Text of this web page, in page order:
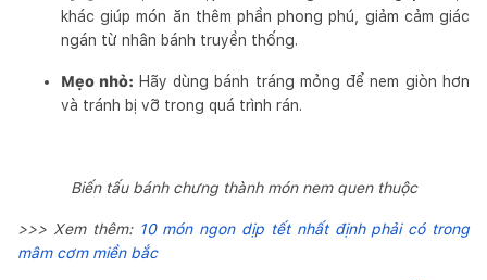
khác giúp món ăn thêm phần phong phú, giảm cảm giác
ngán từ nhân bánh truyền thống.
Mẹo nhỏ: Hãy dùng bánh tráng mỏng để nem giòn hơn
và tránh bị vỡ trong quá trình rán.
Biến tấu bánh chưng thành món nem quen thuộc
>>> Xem thêm: 10 món ngon dịp tết nhất định phải có trong
mâm cơm miền bắc